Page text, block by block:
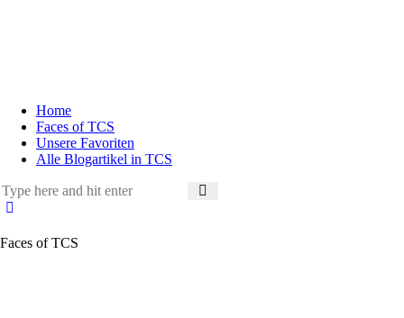
Home
Faces of TCS
Unsere Favoriten
Alle Blogartikel in TCS
Faces of TCS